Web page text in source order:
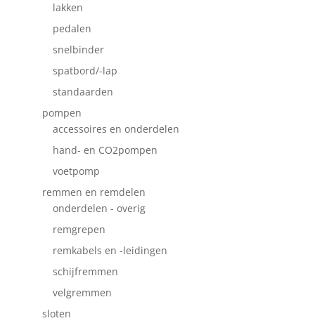
lakken
pedalen
snelbinder
spatbord/-lap
standaarden
pompen
accessoires en onderdelen
hand- en CO2pompen
voetpomp
remmen en remdelen
onderdelen - overig
remgrepen
remkabels en -leidingen
schijfremmen
velgremmen
sloten